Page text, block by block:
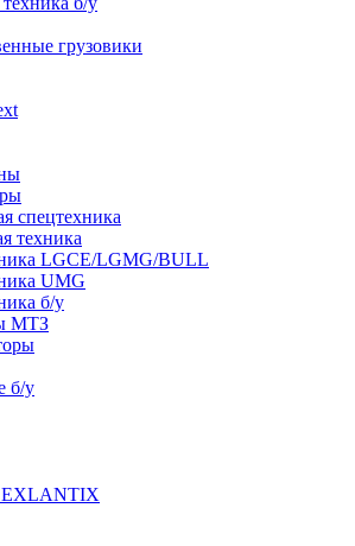
грузовики
спецтехника
техника
LGCE/LGMG/BULL
UMG
б/у
МТЗ
б/у
EXLANTIX